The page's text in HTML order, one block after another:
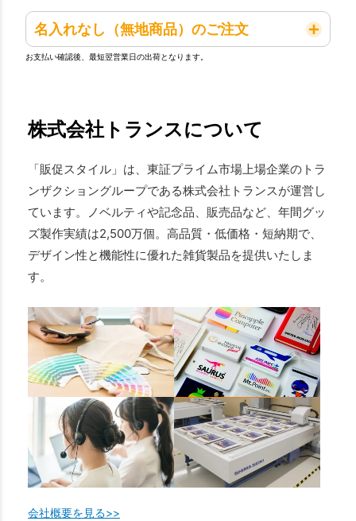
名入れなし（無地商品）のご注文
お支払い確認後、最短翌営業日の出荷となります。
株式会社トランスについて
「販促スタイル」は、東証プライム市場上場企業のトラ
ンザクショングループである株式会社トランスが運営し
ています。ノベルティや記念品、販売品など、年間グッ
ズ製作実績は2,500万個。高品質・低価格・短納期で、
デザイン性と機能性に優れた雑貨製品を提供いたしま
す。
会社概要を見る>>